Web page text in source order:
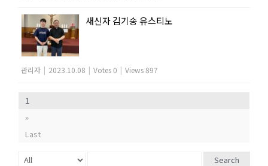
새신자 김기송 유스티노
관리자 | 2023.10.08 | Votes 0 | Views 897
1
»
Last
Search